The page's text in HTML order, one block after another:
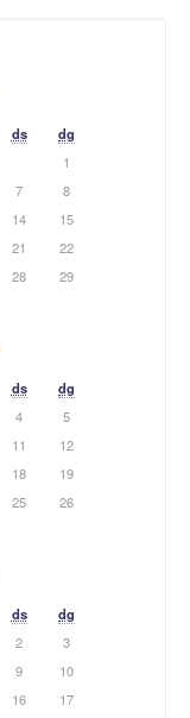
ds
dg
1
7
8
14
15
21
22
28
29
ds
dg
4
5
11
12
18
19
25
26
ds
dg
2
3
9
10
16
17